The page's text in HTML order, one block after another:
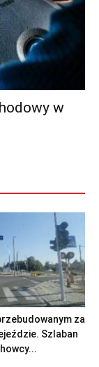
w
za
Szlaban